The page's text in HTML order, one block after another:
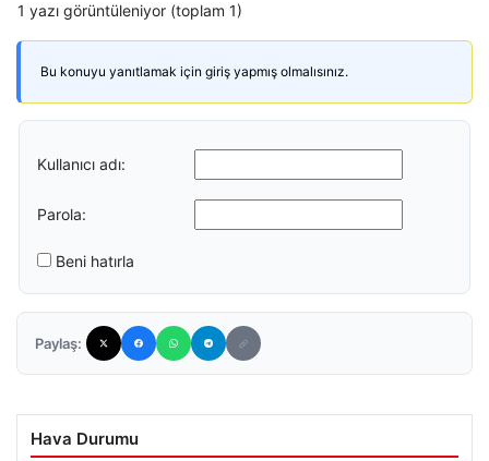
1 yazı görüntüleniyor (toplam 1)
Bu konuyu yanıtlamak için giriş yapmış olmalısınız.
Kullanıcı adı:
Parola:
Beni hatırla
Paylaş:
Hava Durumu